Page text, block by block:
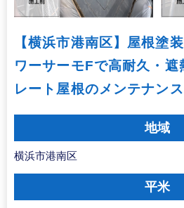
【横浜市港南区】屋根塗
ワーサーモFで高耐久・遮
レート屋根のメンテナン
地域
横浜市港南区
平米